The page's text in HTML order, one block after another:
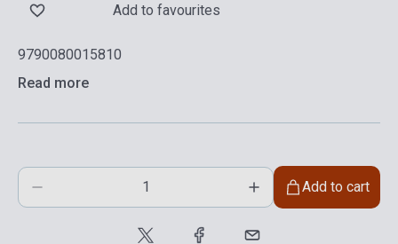
Add to favourites
9790080015810
Read more
Add to cart